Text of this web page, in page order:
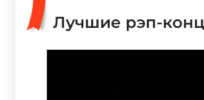
Лучшие рэп-